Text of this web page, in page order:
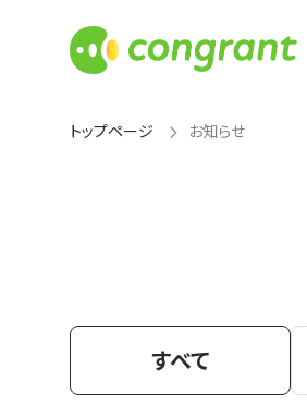
トップページ お知らせ
すべて